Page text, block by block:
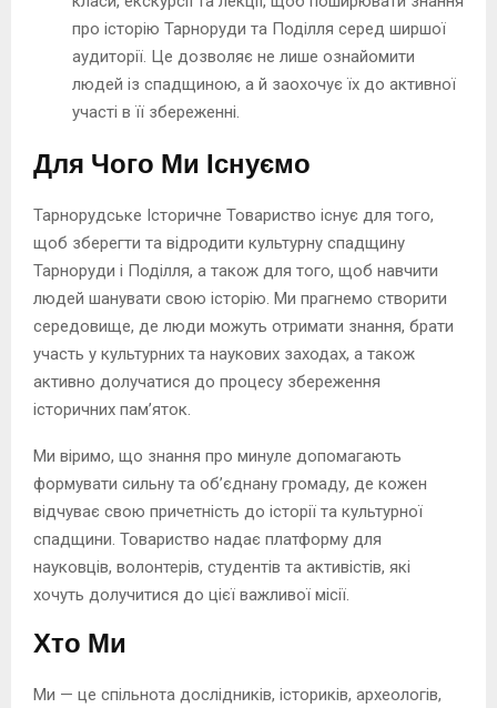
про історію Тарноруди та Поділля серед ширшої
аудиторії. Це дозволяє не лише ознайомити
людей із спадщиною, а й заохочує їх до активної
участі в її збереженні.
Для Чого Ми Існуємо
Тарнорудське Історичне Товариство існує для того,
щоб зберегти та відродити культурну спадщину
Тарноруди і Поділля, а також для того, щоб навчити
людей шанувати свою історію. Ми прагнемо створити
середовище, де люди можуть отримати знання, брати
участь у культурних та наукових заходах, а також
активно долучатися до процесу збереження
історичних пам’яток.
Ми віримо, що знання про минуле допомагають
формувати сильну та об’єднану громаду, де кожен
відчуває свою причетність до історії та культурної
спадщини. Товариство надає платформу для
науковців, волонтерів, студентів та активістів, які
хочуть долучитися до цієї важливої місії.
Хто Ми
Ми — це спільнота дослідників, істориків, археологів,